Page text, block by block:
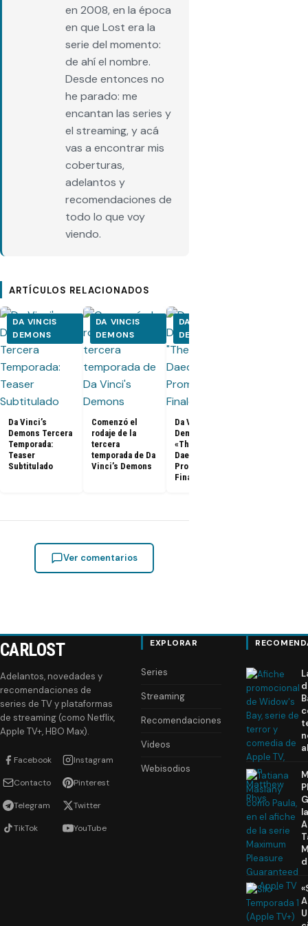
en 2008, en la época
en que Lost era la
serie del momento:
de ahí el nombre.
Desde entonces no
he parado: me
encantan las series y
el streaming, y acá
vas a encontrar mis
coberturas,
adelantos y
recomendaciones de
todo lo que voy
viendo.
ARTÍCULOS RELACIONADOS
DA VINCIS
DEMONS
Da Vinci’s
Demons Tercera
Temporada:
Teaser
Subtitulado
DA VINCIS
DEMONS
Comenzó el
rodaje de la
tercera
temporada de Da
Vinci’s Demons
DA VINCIS
DEMONS
Da Vinci’s
Demons 2x10
«The Sins of
Daedalus»
Promo (Season
Finale)
Ver comentarios
CARLOST
Adelantos, novedades y
recomendaciones de
series de TV y plataformas
de streaming (como Netflix,
Apple TV+, HBO Max).
Facebook Instagram
Contacto Pinterest
Telegram Twitter
TikTok YouTube
EXPLORAR
Series
Streaming
Recomendaciones
Videos
Webisodios